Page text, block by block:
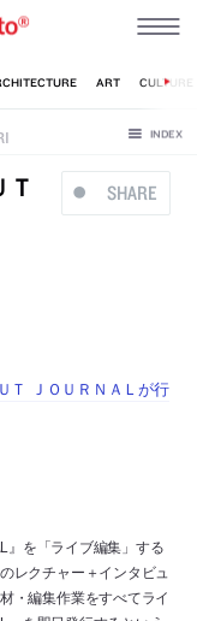
SHARE
Ｔ ＪＯＵＲＮＡＬが行
』を「ライブ編集」する
レクチャー＋インタビュ
・編集作業をすべてライ